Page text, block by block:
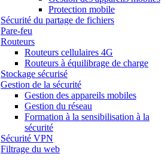
Protection mobile
Sécurité du partage de fichiers
Pare-feu
Routeurs
Routeurs cellulaires 4G
Routeurs à équilibrage de charge
Stockage sécurisé
Gestion de la sécurité
Gestion des appareils mobiles
Gestion du réseau
Formation à la sensibilisation à la
sécurité
Sécurité VPN
Filtrage du web